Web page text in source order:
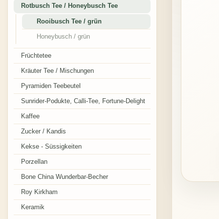
Rotbusch Tee / Honeybusch Tee
Rooibusch Tee / grün
Honeybusch / grün
Früchtetee
Kräuter Tee / Mischungen
Pyramiden Teebeutel
Sunrider-Podukte, Calli-Tee, Fortune-Delight
Kaffee
Zucker / Kandis
Kekse - Süssigkeiten
Porzellan
Bone China Wunderbar-Becher
Roy Kirkham
Keramik